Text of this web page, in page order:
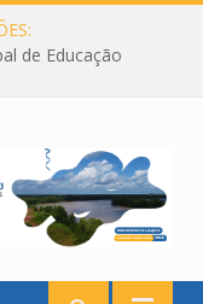
de Educação